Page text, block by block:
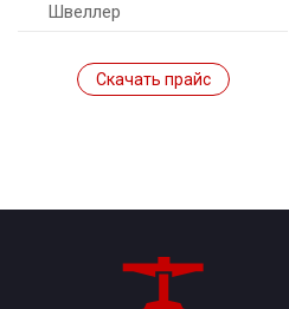
Швеллер
Скачать прайс